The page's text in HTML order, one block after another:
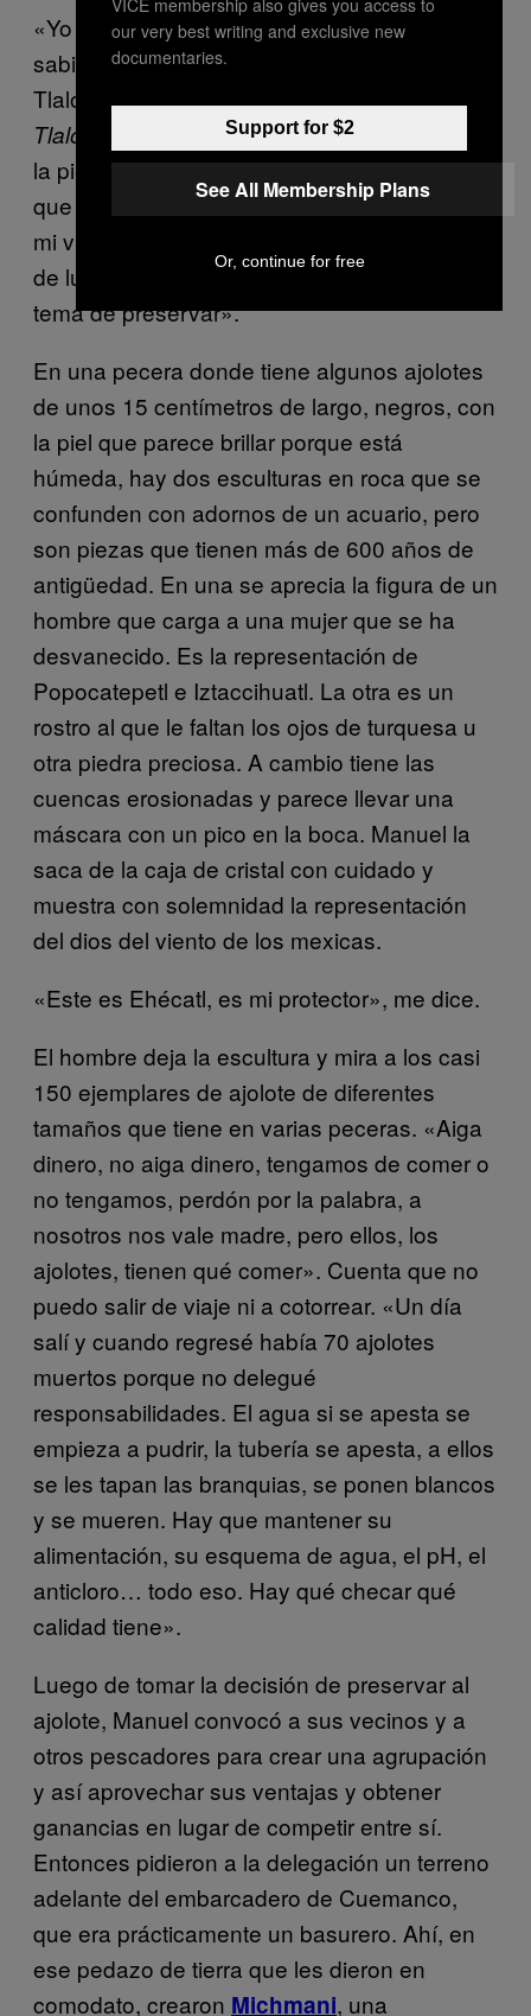
«Yo siempre hablaba de Ehécatl, pero no
sabia ni lo qué era. El día que hicimos allá un
Tlaloc, un dios grande, yo decía:Yo adoro a
Tlaloc y vamos a seguirle. Cuando encontré
la pieza, como que algo en mí cambió. Como
que pegó una energía dentro de mí y cambió
mi vida. Ya no me entraron las pinches ganas
de lucrar, sino que, haz de cuenta, fue un
tema de preservar».
En una pecera donde tiene algunos ajolotes
de unos 15 centímetros de largo, negros, con
la piel que parece brillar porque está
húmeda, hay dos esculturas en roca que se
confunden con adornos de un acuario, pero
son piezas que tienen más de 600 años de
antigüedad. En una se aprecia la figura de un
hombre que carga a una mujer que se ha
desvanecido. Es la representación de
Popocatepetl e Iztaccihuatl. La otra es un
rostro al que le faltan los ojos de turquesa u
otra piedra preciosa. A cambio tiene las
cuencas erosionadas y parece llevar una
máscara con un pico en la boca. Manuel la
saca de la caja de cristal con cuidado y
muestra con solemnidad la representación
del dios del viento de los mexicas.
«Este es Ehécatl, es mi protector», me dice.
El hombre deja la escultura y mira a los casi
150 ejemplares de ajolote de diferentes
tamaños que tiene en varias peceras. «Aiga
dinero, no aiga dinero, tengamos de comer o
no tengamos, perdón por la palabra, a
nosotros nos vale madre, pero ellos, los
ajolotes, tienen qué comer». Cuenta que no
puedo salir de viaje ni a cotorrear. «Un día
salí y cuando regresé había 70 ajolotes
muertos porque no delegué
responsabilidades. El agua si se apesta se
empieza a pudrir, la tubería se apesta, a ellos
se les tapan las branquias, se ponen blancos
y se mueren. Hay que mantener su
alimentación, su esquema de agua, el pH, el
anticloro… todo eso. Hay qué checar qué
calidad tiene».
Luego de tomar la decisión de preservar al
ajolote, Manuel convocó a sus vecinos y a
otros pescadores para crear una agrupación
y así aprovechar sus ventajas y obtener
ganancias en lugar de competir entre sí.
Entonces pidieron a la delegación un terreno
adelante del embarcadero de Cuemanco,
que era prácticamente un basurero. Ahí, en
ese pedazo de tierra que les dieron en
comodato, crearon Michmani, una
our very best writing and exclusive new
documentaries.
Support for $2
See All Membership Plans
Or, continue for free